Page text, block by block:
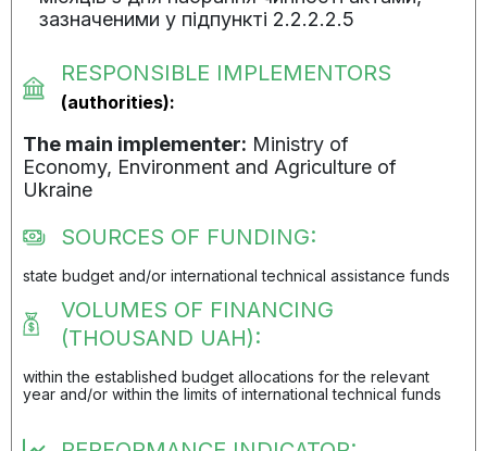
зазначеними у підпункті 2.2.2.2.5
RESPONSIBLE IMPLEMENTORS
(authorities):
The main implementer: Ministry of
Economy, Environment and Agriculture of
Ukraine
SOURCES OF FUNDING:
state budget and/or international technical assistance funds
VOLUMES OF FINANCING
(THOUSAND UAH):
within the established budget allocations for the relevant
year and/or within the limits of international technical funds